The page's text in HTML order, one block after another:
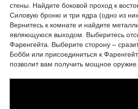
стены. Найдите боковой проход к
Силовую броню и три ядра (одно из
Вернитесь к комнате и найдите
являющуюся выходом. Выберитесь
Фаренгейта. Выберите сторону –
Бобби или присоединиться к
позволит вам получить мощное оружие.